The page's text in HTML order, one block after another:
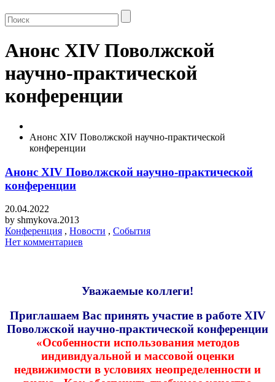
Анонс XIV Поволжской
научно-практической
конференции
Анонс XIV Поволжской научно-практической
конференции
Анонс XIV Поволжской научно-практической
конференции
20.04.2022
by shmykova.2013
Конференция , Новости , События
Нет комментариев
Уважаемые коллеги!
Приглашаем Вас принять участие в работе XIV
Поволжской научно-практической конференции
«Особенности использования методов
индивидуальной и массовой оценки
недвижимости в условиях неопределенности и